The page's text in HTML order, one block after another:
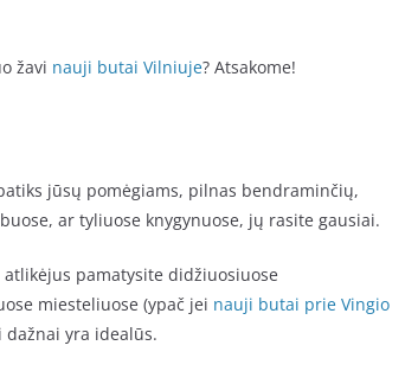
žavi nauji butai Vilniuje? Atsakome!
jūsų pomėgiams, pilnas bendraminčių,
ar tyliuose knygynuose, jų rasite gausiai.
pamatysite didžiuosiuose
miesteliuose (ypač jei nauji butai prie Vingio
yra idealūs.